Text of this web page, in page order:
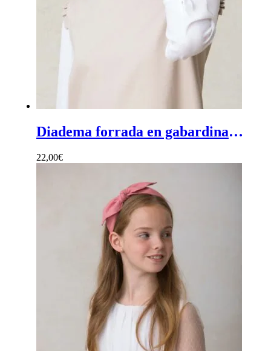
Diadema forrada en gabardina - Diadema lisa y ancha de gabardina
22,00€